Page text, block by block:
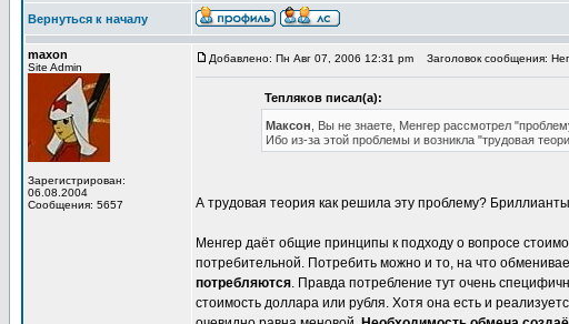
Вернуться к началу
maxon
Site Admin
Зарегистрирован:
06.08.2004
Сообщения: 5657
Добавлено: Пн Авг 07, 2006 12:31 pm Заголовок сообщения:
Тепляков писал(а):
Максон , Вы не знаете, Менгер рассмотрел
Ибо из-за этой проблемы и возникла "трудовая
А трудовая теория как решила эту проблему?
Менгер даёт общие принципы к подходу о вопросе
потребительной. Потребить можно и то, на что
потребляются. Правда потребление тут очень
стоимость доллара или рубля. Хотя она есть и